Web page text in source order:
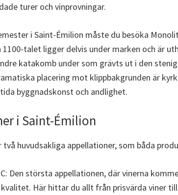
turer och vinprovningar.
i Saint-Émilion måste du besöka
1100-talet ligger delvis under marken och är
katakomb under som grävts ut i den
placering mot klippbakgrunden är
byggnadskonst och andlighet.
i Saint-Émilion
två huvudsakliga appellationer, som båda
Den största appellationen, där vinerna
Här hittar du allt från prisvärda viner